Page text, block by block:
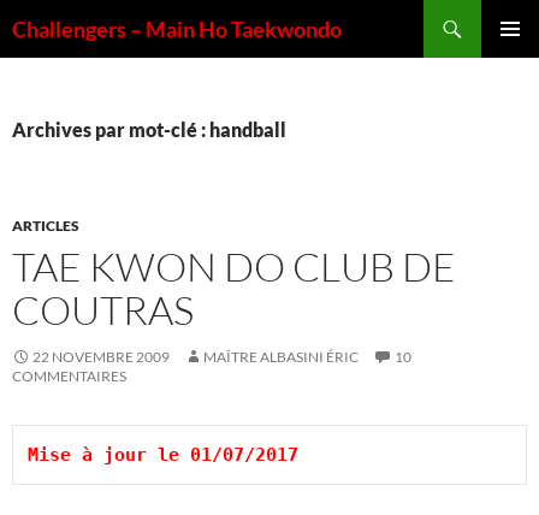
auChallengers – Main Ho Taekwondo
Archives par mot-clé : handball
ARTICLES
TAE KWON DO CLUB DE
COUTRAS
22 NOVEMBRE 2009 MAÎTRE ALBASINI ÉRIC
10
COMMENTAIRES
Mise à jour le 01/07/2017